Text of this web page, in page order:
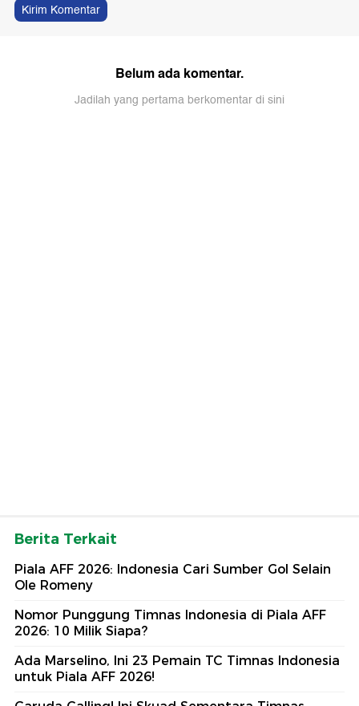
Kirim Komentar
Belum ada komentar.
Jadilah yang pertama berkomentar di sini
Berita Terkait
Piala AFF 2026: Indonesia Cari Sumber Gol Selain
Ole Romeny
Nomor Punggung Timnas Indonesia di Piala AFF
2026: 10 Milik Siapa?
Ada Marselino, Ini 23 Pemain TC Timnas Indonesia
untuk Piala AFF 2026!